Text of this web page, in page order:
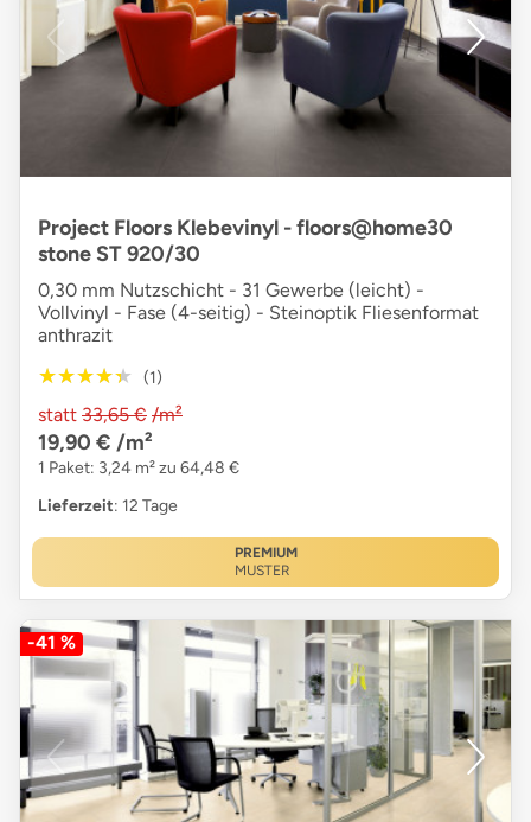
Project Floors Klebevinyl - floors@home30
stone ST 920/30
0,30 mm Nutzschicht - 31 Gewerbe (leicht) -
Vollvinyl - Fase (4-seitig) - Steinoptik Fliesenformat
anthrazit
★★★★★
★★★★★ (1)
statt 33,65 € /m²
19,90 € /m²
1 Paket: 3,24 m² zu 64,48 €
Lieferzeit: 12 Tage
PREMIUM
MUSTER
-41 %